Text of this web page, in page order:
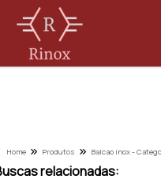
Home Produtos Balcao inox -
relacionadas: